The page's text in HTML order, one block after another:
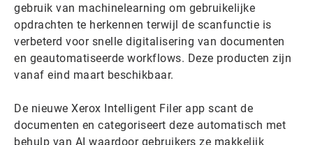
gebruik van machinelearning om gebruikelijke
opdrachten te herkennen terwijl de scanfunctie is
verbeterd voor snelle digitalisering van documenten
en geautomatiseerde workflows. Deze producten zijn
vanaf eind maart beschikbaar.
De nieuwe Xerox Intelligent Filer app scant de
documenten en categoriseert deze automatisch met
behulp van AI waardoor gebruikers ze makkelijk